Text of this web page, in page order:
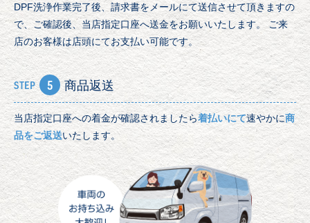
DPF洗浄作業完了後、請求書をメールにて送信させて頂きますの
で、ご確認後、当店指定口座へ送金をお願いいたします。 ご来
店のお客様は店頭にてお支払い可能です。
STEP 5 商品返送
当店指定口座への着金が確認されましたら着払いにて速やかに商
品をご返送いたします。